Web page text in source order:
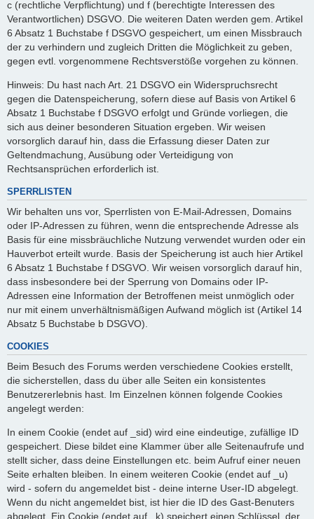
c (rechtliche Verpflichtung) und f (berechtigte Interessen des
Verantwortlichen) DSGVO. Die weiteren Daten werden gem. Artikel
6 Absatz 1 Buchstabe f DSGVO gespeichert, um einen Missbrauch
der zu verhindern und zugleich Dritten die Möglichkeit zu geben,
gegen evtl. vorgenommene Rechtsverstöße vorgehen zu können.
Hinweis: Du hast nach Art. 21 DSGVO ein Widerspruchsrecht
gegen die Datenspeicherung, sofern diese auf Basis von Artikel 6
Absatz 1 Buchstabe f DSGVO erfolgt und Gründe vorliegen, die
sich aus deiner besonderen Situation ergeben. Wir weisen
vorsorglich darauf hin, dass die Erfassung dieser Daten zur
Geltendmachung, Ausübung oder Verteidigung von
Rechtsansprüchen erforderlich ist.
SPERRLISTEN
Wir behalten uns vor, Sperrlisten von E-Mail-Adressen, Domains
oder IP-Adressen zu führen, wenn die entsprechende Adresse als
Basis für eine missbräuchliche Nutzung verwendet wurden oder ein
Hauverbot erteilt wurde. Basis der Speicherung ist auch hier Artikel
6 Absatz 1 Buchstabe f DSGVO. Wir weisen vorsorglich darauf hin,
dass insbesondere bei der Sperrung von Domains oder IP-
Adressen eine Information der Betroffenen meist unmöglich oder
nur mit einem unverhältnismäßigen Aufwand möglich ist (Artikel 14
Absatz 5 Buchstabe b DSGVO).
COOKIES
Beim Besuch des Forums werden verschiedene Cookies erstellt,
die sicherstellen, dass du über alle Seiten ein konsistentes
Benutzererlebnis hast. Im Einzelnen können folgende Cookies
angelegt werden:
In einem Cookie (endet auf _sid) wird eine eindeutige, zufällige ID
gespeichert. Diese bildet eine Klammer über alle Seitenaufrufe und
stellt sicher, dass deine Einstellungen etc. beim Aufruf einer neuen
Seite erhalten bleiben. In einem weiteren Cookie (endet auf _u)
wird - sofern du angemeldet bist - deine interne User-ID abgelegt.
Wenn du nicht angemeldet bist, ist hier die ID des Gast-Benuters
abgelegt. Ein Cookie (endet auf _k) speichert einen Schlüssel, der